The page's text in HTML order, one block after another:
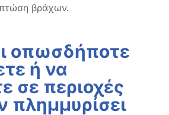
βράχων.
οπωσδήποτε
ή να
σε περιοχές
πλημμυρίσει